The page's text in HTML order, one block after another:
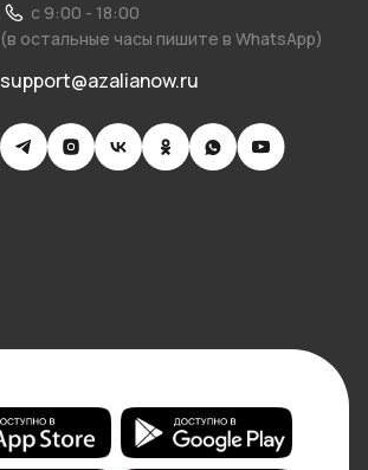
с 9:00 - 18:00
(в остальные часы пишите в WhatsApp)
support@azalianow.ru